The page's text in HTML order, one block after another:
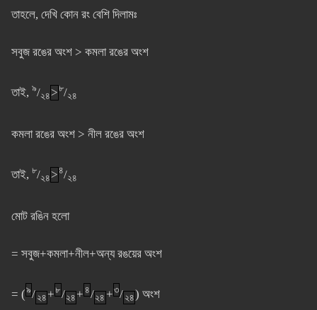
তাহলে, দেখি কোন রং বেশি দিলামঃ
সবুজ রঙের অংশ > কমলা রঙের অংশ
তাই, ৯/২৪>৮/২৪
কমলা রঙের অংশ > নীল রঙের অংশ
তাই, ৮/২৪>৪/২৪
মোট রঙিন হলো
= সবুজ+কমলা+নীল+অন্য রঙয়ের অংশ
= (৯/২৪+৮/২৪+৪/২৪+৩/২৪) অংশ